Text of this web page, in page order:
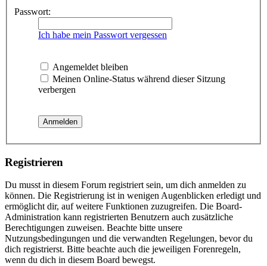
Passwort:
Ich habe mein Passwort vergessen
Angemeldet bleiben
Meinen Online-Status während dieser Sitzung
verbergen
Registrieren
Du musst in diesem Forum registriert sein, um dich anmelden zu
können. Die Registrierung ist in wenigen Augenblicken erledigt und
ermöglicht dir, auf weitere Funktionen zuzugreifen. Die Board-
Administration kann registrierten Benutzern auch zusätzliche
Berechtigungen zuweisen. Beachte bitte unsere
Nutzungsbedingungen und die verwandten Regelungen, bevor du
dich registrierst. Bitte beachte auch die jeweiligen Forenregeln,
wenn du dich in diesem Board bewegst.